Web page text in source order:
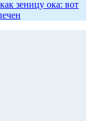
зеницу ока: вот